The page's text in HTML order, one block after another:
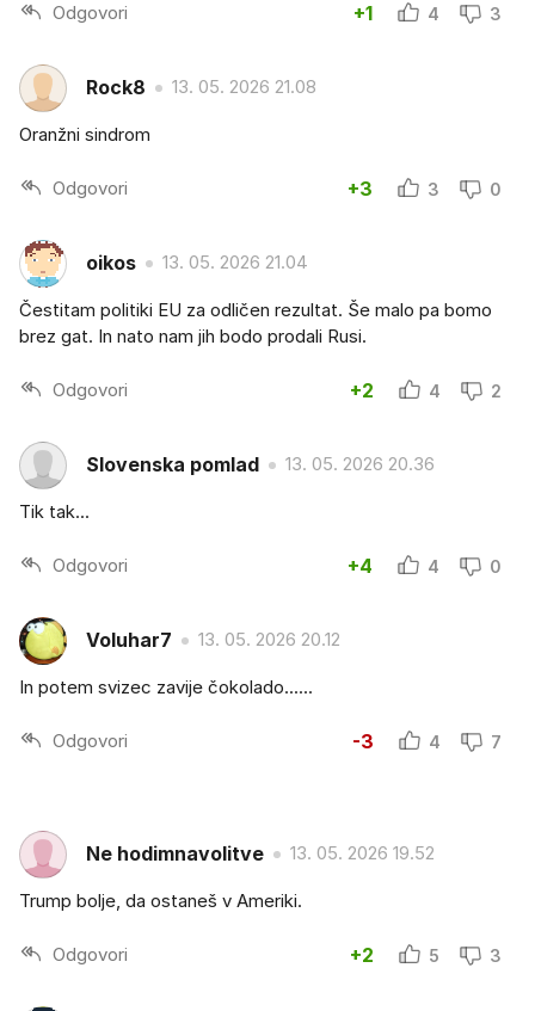
Odgovori +1 4 3
Rock8 13. 05. 2026 21.08
Oranžni sindrom
Odgovori +3 3 0
oikos 13. 05. 2026 21.04
Čestitam politiki EU za odličen rezultat. Še malo pa bomo
brez gat. In nato nam jih bodo prodali Rusi.
Odgovori +2 4 2
Slovenska pomlad 13. 05. 2026 20.36
Tik tak...
Odgovori +4 4 0
Voluhar7 13. 05. 2026 20.12
In potem svizec zavije čokolado......
Odgovori -3 4 7
Ne hodimnavolitve 13. 05. 2026 19.52
Trump bolje, da ostaneš v Ameriki.
Odgovori +2 5 3